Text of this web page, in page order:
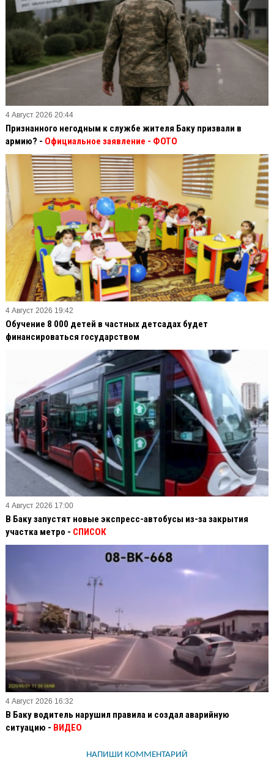
4 Август 2026 20:44
Признанного негодным к службе жителя Баку призвали в
армию? - Официальное заявление - ФОТО
4 Август 2026 19:42
Обучение 8 000 детей в частных детсадах будет
финансироваться государством
4 Август 2026 17:00
В Баку запустят новые экспресс-автобусы из-за закрытия
участка метро - СПИСОК
4 Август 2026 16:32
В Баку водитель нарушил правила и создал аварийную
ситуацию - ВИДЕО
НАПИШИ КОММЕНТАРИЙ